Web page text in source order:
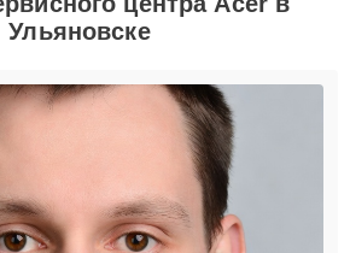
Ульяновске